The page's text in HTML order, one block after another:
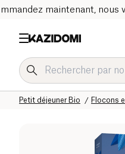
maintenant, nous
Flocons
Petit déjeuner Bio
Notre catalogue bio
Accueil